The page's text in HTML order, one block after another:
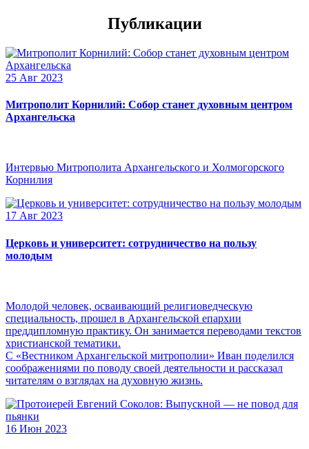
Публикации
25 Авг 2023
Митрополит Корнилий: Собор станет духовным центром
Архангельска
Интервью Митрополита Архангельского и Холмогорского
Корнилия
17 Авг 2023
Церковь и университет: сотрудничество на пользу
молодым
Молодой человек, осваивающий религиоведческую
специальность, прошел в Архангельской епархии
преддипломную практику. Он занимается переводами текстов
христианской тематики.
С «Вестником Архангельской митрополии» Иван поделился
соображениями по поводу своей деятельности и рассказал
читателям о взглядах на духовную жизнь.
16 Июн 2023